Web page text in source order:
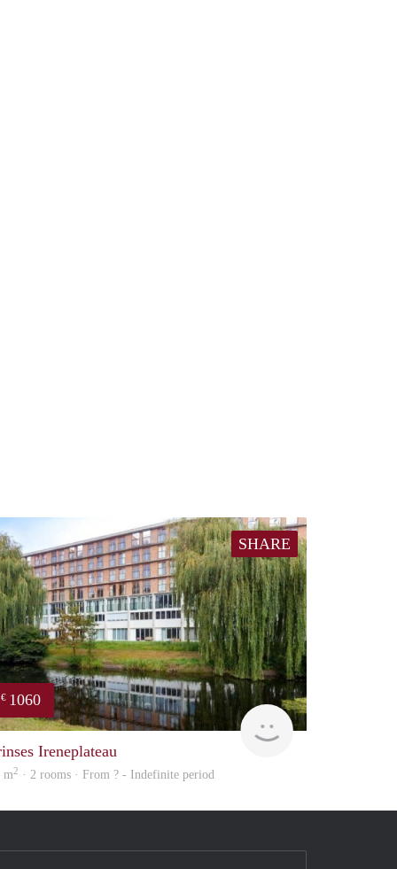
SHARE
€ 1060
rent
Ireneplateau
m2 · 2 rooms · From ? - Indefinite period